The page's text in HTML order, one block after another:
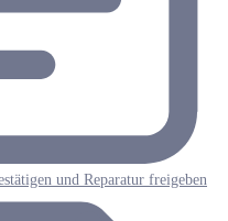
und Reparatur freigeben